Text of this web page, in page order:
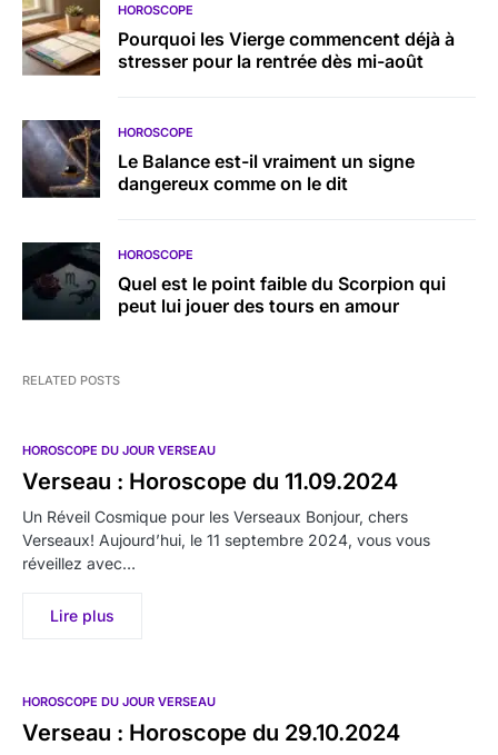
HOROSCOPE
Pourquoi les Vierge commencent déjà à
stresser pour la rentrée dès mi-août
HOROSCOPE
Le Balance est-il vraiment un signe
dangereux comme on le dit
HOROSCOPE
Quel est le point faible du Scorpion qui
peut lui jouer des tours en amour
RELATED POSTS
HOROSCOPE DU JOUR VERSEAU
Verseau : Horoscope du 11.09.2024
Un Réveil Cosmique pour les Verseaux Bonjour, chers
Verseaux! Aujourd’hui, le 11 septembre 2024, vous vous
réveillez avec…
Lire plus
HOROSCOPE DU JOUR VERSEAU
Verseau : Horoscope du 29.10.2024